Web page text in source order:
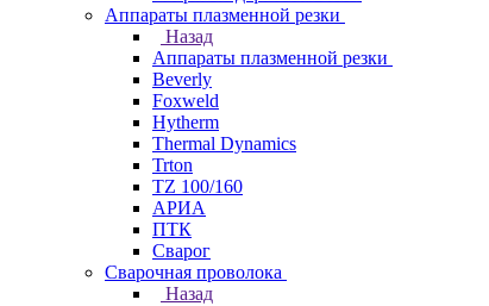
Аппараты плазменной резки
Назад
Аппараты плазменной резки
Beverly
Foxweld
Hytherm
Thermal Dynamics
Trton
TZ 100/160
АРИА
ПТК
Сварог
Сварочная проволока
Назад